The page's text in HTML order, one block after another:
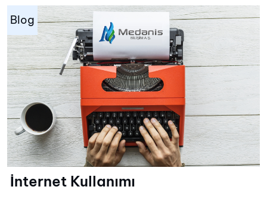
Blog
İnternet Kullanımı